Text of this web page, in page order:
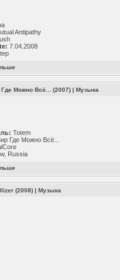
Antipathy
7.04.2008
Где Можно Всё... (2007) |Музыка
Totem
Где Можно Всё...
Russia
(2008) |Музыка